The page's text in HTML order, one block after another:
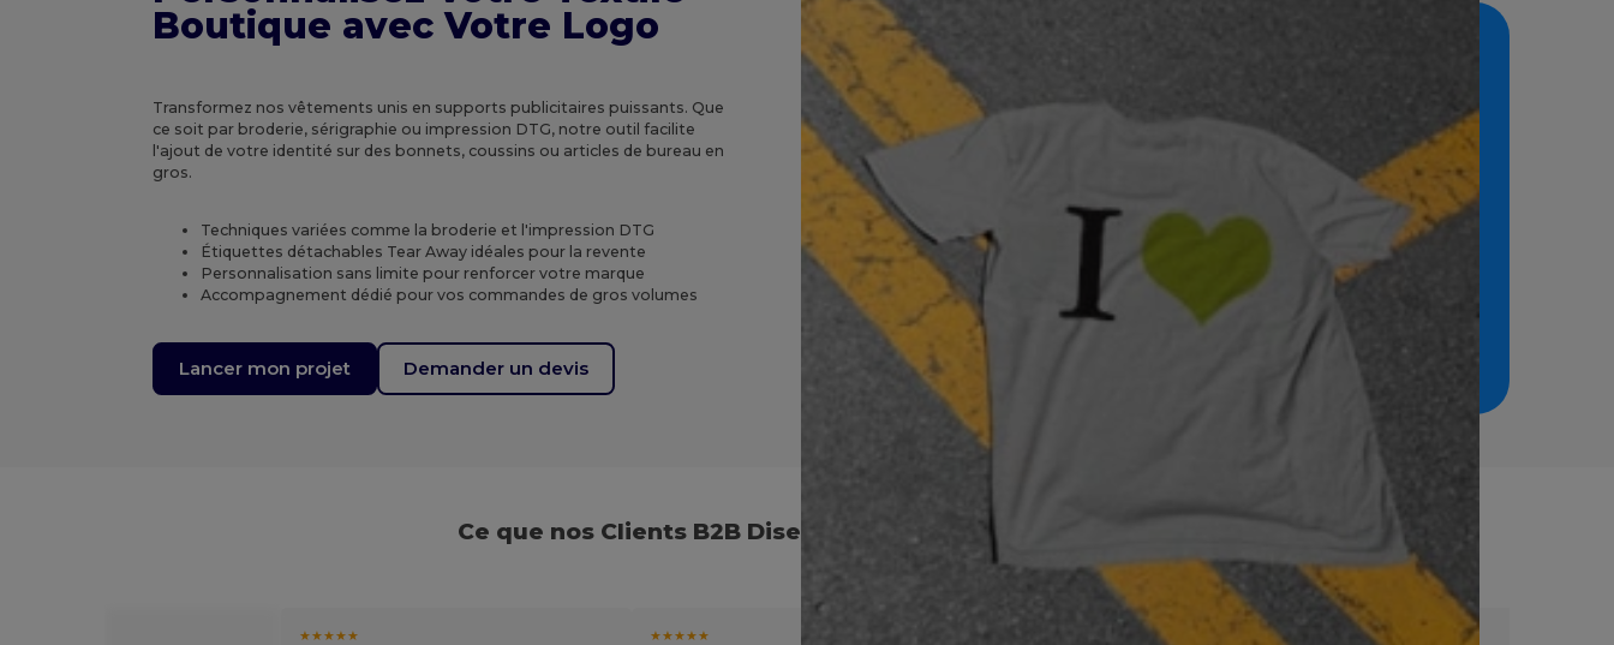
Boutique avec Votre Logo
Transformez nos vêtements unis en supports publicitaires puissants. Que
ce soit par broderie, sérigraphie ou impression DTG, notre outil facilite
l'ajout de votre identité sur des bonnets, coussins ou articles de bureau en
gros.
Techniques variées comme la broderie et l'impression DTG
Étiquettes détachables Tear Away idéales pour la revente
Personnalisation sans limite pour renforcer votre marque
Accompagnement dédié pour vos commandes de gros volumes
Lancer mon projet Demander un devis
Ce que nos Clients B2B Disent de Notre Textile Boutique
★★★★★
★★★★★
★★★★★